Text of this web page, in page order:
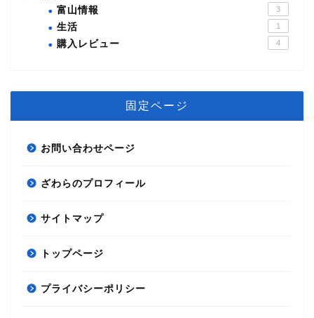
富山情報 3
生活 1
購入レビュー 4
固定ページ
お問い合わせページ
ざわらのプロフィール
サイトマップ
トップページ
プライバシーポリシー